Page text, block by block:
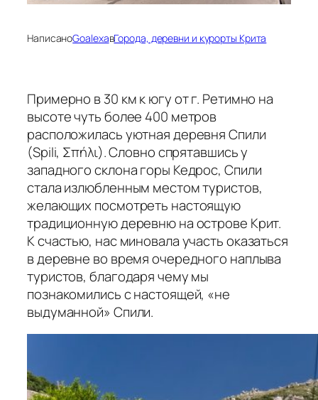
НаписаноGoalexaвГорода, деревни и курорты Крита
Примерно в 30 км к югу от г. Ретимно на
высоте чуть более 400 метров
расположилась уютная деревня Спили
(Spili, Σπήλι). Словно спрятавшись у
западного склона горы Кедрос, Спили
стала излюбленным местом туристов,
желающих посмотреть настоящую
традиционную деревню на острове Крит.
К счастью, нас миновала участь оказаться
в деревне во время очередного наплыва
туристов, благодаря чему мы
познакомились с настоящей, «не
выдуманной» Спили.